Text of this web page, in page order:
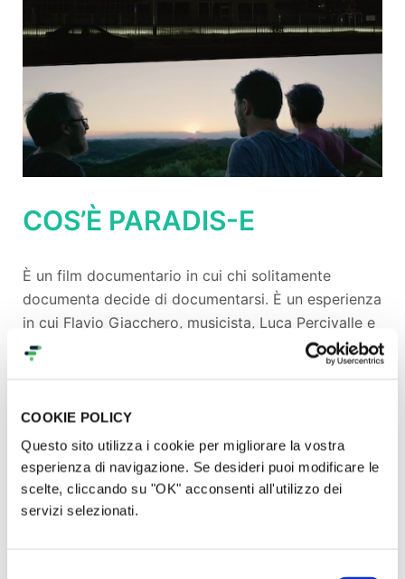
COOKIE POLICY
Questo sito utilizza i cookie per migliorare la vostra
esperienza di navigazione. Se desideri puoi modificare le
scelte, cliccando su "OK" acconsenti all'utilizzo dei
servizi selezionati.
COS’È PARADIS-E
È un film documentario in cui chi solitamente
documenta decide di documentarsi. È un esperienza
in cui Flavio Giacchero, musicista, Luca Percivalle e
Francesco Cusanno, registi, decidono di immergersi
Vicino a loro si trova un luogo sacro, popolare,
meta di tanti pellegrinaggi, il Sacro Monte di Crea. È
lì che si dirigono i tre attraversando piccoli luoghi
selvaggi dietro casa, un’umanità rara, attraversando
paradisi ritrovati e altri abbandonati. Chi con una